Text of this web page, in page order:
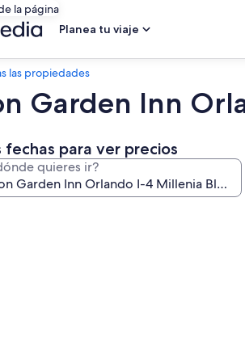
la página
Planea tu viaje
las propiedades
Garden Inn
fechas para ver precios
quieres ir?